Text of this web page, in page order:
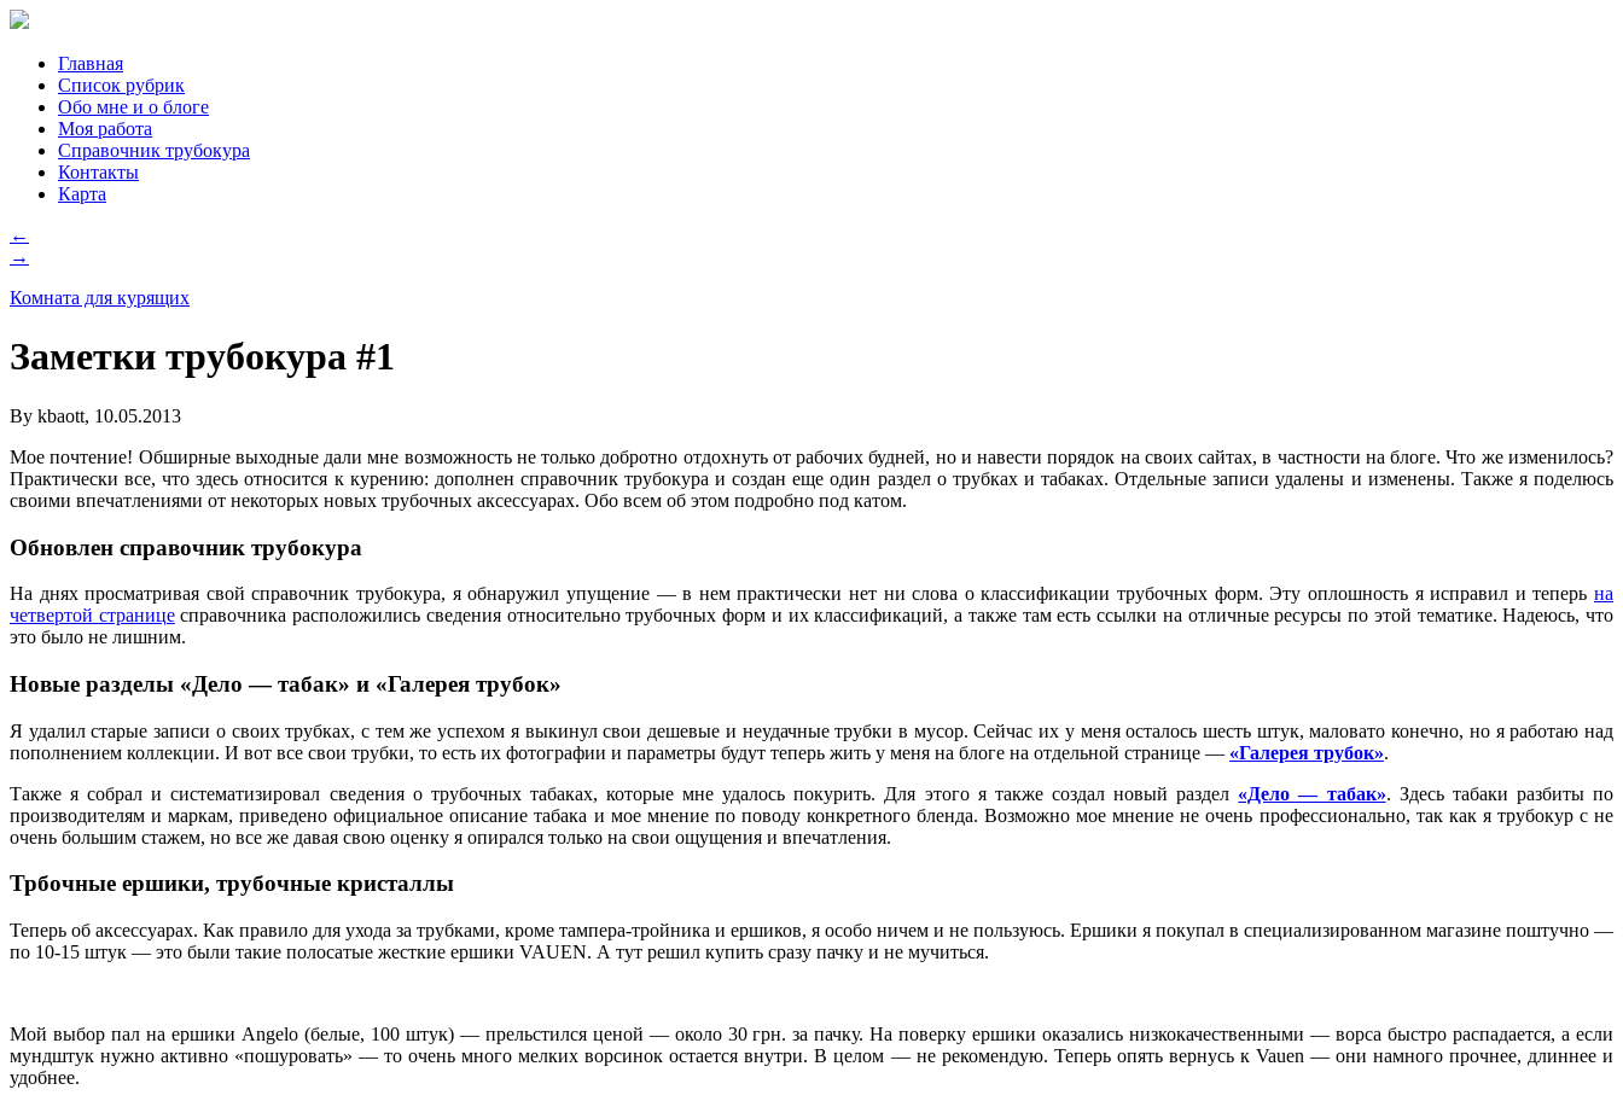
Главная
Список рубрик
Обо мне и о блоге
Моя работа
Справочник трубокура
Контакты
Карта
←
→
Комната для курящих
Заметки трубокура #1
By kbaott, 10.05.2013
Мое почтение! Обширные выходные дали мне возможность не только добротно отдохнуть от рабочих будней, но и навести порядок на своих сайтах, в частности на блоге. Что же изменилось?
Практически все, что здесь относится к курению: дополнен справочник трубокура и создан еще один раздел о трубках и табаках. Отдельные записи удалены и изменены. Также я поделюсь
своими впечатлениями от некоторых новых трубочных аксессуарах. Обо всем об этом подробно под катом.
Обновлен справочник трубокура
На днях просматривая свой справочник трубокура, я обнаружил упущение — в нем практически нет ни слова о классификации трубочных форм. Эту оплошность я исправил и теперь на
четвертой страницесправочника расположились сведения относительно трубочных форм и их классификаций, а также там есть ссылки на отличные ресурсы по этой тематике. Надеюсь, что
это было не лишним.
Новые разделы «Дело — табак» и «Галерея трубок»
Я удалил старые записи о своих трубках, с тем же успехом я выкинул свои дешевые и неудачные трубки в мусор. Сейчас их у меня осталось шесть штук, маловато конечно, но я работаю над
пополнением коллекции. И вот все свои трубки, то есть их фотографии и параметры будут теперь жить у меня на блоге на отдельной странице — «Галерея трубок».
Также я собрал и систематизировал сведения о трубочных табаках, которые мне удалось покурить. Для этого я также создал новый раздел «Дело — табак». Здесь табаки разбиты по
производителям и маркам, приведено официальное описание табака и мое мнение по поводу конкретного бленда. Возможно мое мнение не очень профессионально, так как я трубокур с не
очень большим стажем, но все же давая свою оценку я опирался только на свои ощущения и впечатления.
Трбочные ершики, трубочные кристаллы
Теперь об аксессуарах. Как правило для ухода за трубками, кроме тампера-тройника и ершиков, я особо ничем и не пользуюсь. Ершики я покупал в специализированном магазине поштучно —
по 10-15 штук — это были такие полосатые жесткие ершики VAUEN. А тут решил купить сразу пачку и не мучиться.
Мой выбор пал на ершики Angelo (белые, 100 штук) — прельстился ценой — около 30 грн. за пачку. На поверку ершики оказались низкокачественными — ворса быстро распадается, а если
мундштук нужно активно «пошуровать» — то очень много мелких ворсинок остается внутри. В целом — не рекомендую. Теперь опять вернусь к Vauen — они намного прочнее, длиннее и
удобнее.